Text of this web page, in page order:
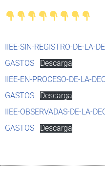
IIEE-SIN-REGISTRO-DE-LA-
GASTOS
Descarga
IIEE-EN-PROCESO-DE-LA-
GASTOS
Descarga
IIEE-OBSERVADAS-DE-LA-
GASTOS
Descarga